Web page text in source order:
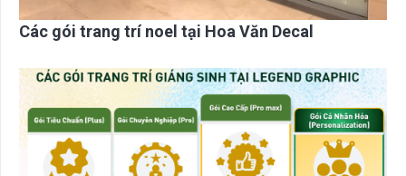
Các gói trang trí noel tại Hoa Văn Decal